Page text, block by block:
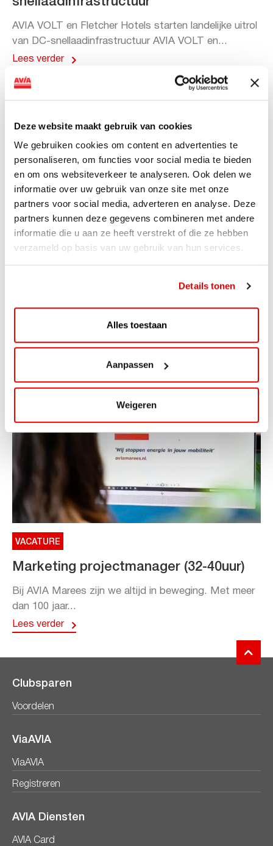
Deze website maakt gebruik van cookies
We gebruiken cookies om content en advertenties te
personaliseren, om functies voor social media te bieden
en om ons websiteverkeer te analyseren. Ook delen we
informatie over uw gebruik van onze site met onze
partners voor social media, adverteren en analyse. Deze
partners kunnen deze gegevens combineren met andere
informatie die u aan ze heeft verstrekt of die ze hebben
verzameld op basis van uw gebruik van hun services.
Details tonen
Alles toestaan
Aanpassen
Weigeren
AVIA VOLT en Fletcher Hotels starten landelijke uitrol
van DC-snellaadinfrastructuur AVIA VOLT en...
Lees verder
ACTIE
Lees verder
VACATURE
Marketing projectmanager (32-40uur)
Bij AVIA Marees zijn we altijd in beweging. Met meer
dan 100 jaar...
Lees verder
Clubsparen
Voordelen
ViaAVIA
ViaAVIA
Registreren
AVIA Diensten
AVIA Card